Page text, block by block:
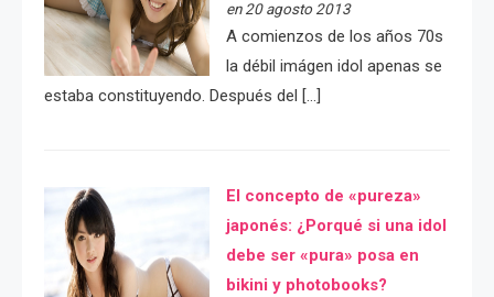
en 20 agosto 2013
A comienzos de los años 70s
la débil imágen idol apenas se
estaba constituyendo. Después del […]
El concepto de «pureza»
japonés: ¿Porqué si una idol
debe ser «pura» posa en
bikini y photobooks?